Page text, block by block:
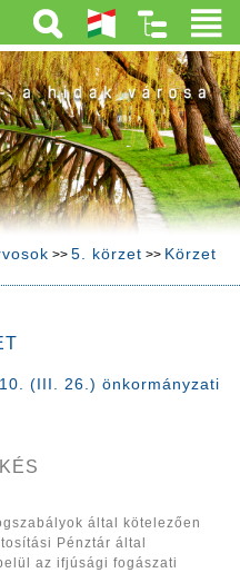
>> 5. körzet >> Körzet
(III. 26.) önkormányzati
által kötelezően
Pénztár által
az ifjúsági fogászati